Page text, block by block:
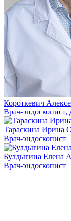
Короткевич
Врач-эндоскопист,
Тараскина Ирина
Врач-эндоскопист
Булдыгина Елена
Врач-эндоскопист